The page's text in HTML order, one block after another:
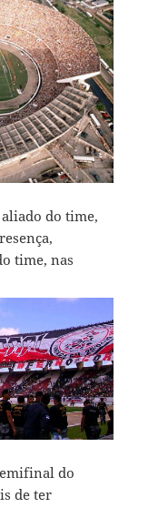
do time,
time, nas
do
de ter